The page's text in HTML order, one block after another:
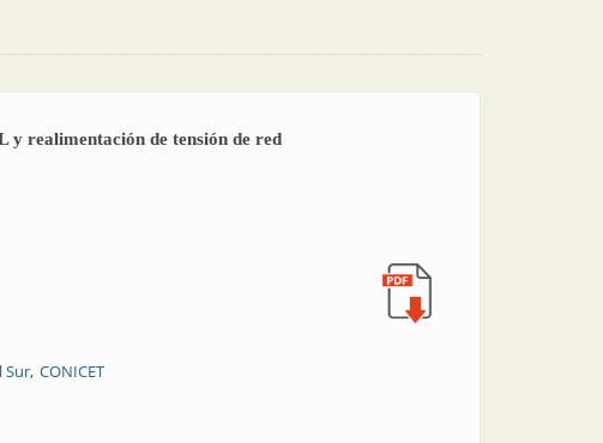
y realimentación de tensión de red
Sur CONICET